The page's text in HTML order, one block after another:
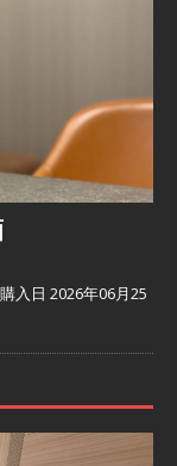
入日 2026年06月25